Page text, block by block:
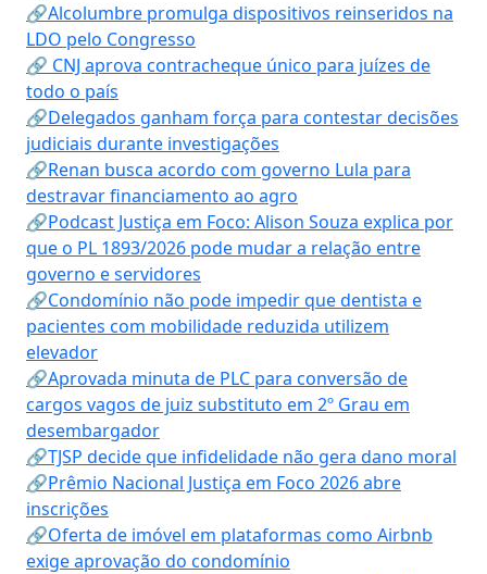
🔗Alcolumbre promulga dispositivos reinseridos na
LDO pelo Congresso
🔗 CNJ aprova contracheque único para juízes de
todo o país
🔗Delegados ganham força para contestar decisões
judiciais durante investigações
🔗Renan busca acordo com governo Lula para
destravar financiamento ao agro
🔗Podcast Justiça em Foco: Alison Souza explica por
que o PL 1893/2026 pode mudar a relação entre
governo e servidores
🔗Condomínio não pode impedir que dentista e
pacientes com mobilidade reduzida utilizem
elevador
🔗Aprovada minuta de PLC para conversão de
cargos vagos de juiz substituto em 2º Grau em
desembargador
🔗TJSP decide que infidelidade não gera dano moral
🔗Prêmio Nacional Justiça em Foco 2026 abre
inscrições
🔗Oferta de imóvel em plataformas como Airbnb
exige aprovação do condomínio